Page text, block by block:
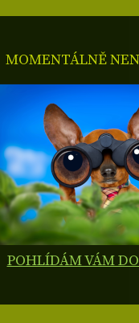
MOMENTÁLNĚ
POHLÍDÁM VÁM